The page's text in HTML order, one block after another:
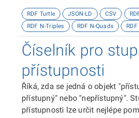
RDF Turtle JSON-LD CSV
RDF N-Triples
RDF N-Quads
Číselník pro
přístupnosti
Říká, zda se jedná o objekt
přístupný" nebo "nepřístupný".
přístupnosti lze určit nejlépe